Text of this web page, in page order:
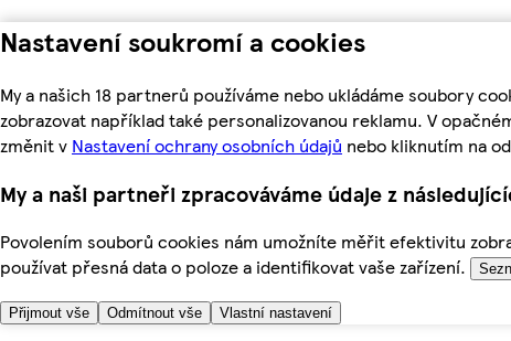
Nastavení soukromí a cookies
My a našich 18 partnerů používáme nebo ukládáme soubory
zobrazovat například také personalizovanou reklamu. V
změnit v Nastavení ochrany osobních údajů nebo kliknutím na
My a naši partneři zpracováváme údaje z
Povolením souborů cookies nám umožníte měřit efektivitu
používat přesná data o poloze a identifikovat vaše zařízení.
Přijmout vše Odmítnout vše Vlastní nastavení